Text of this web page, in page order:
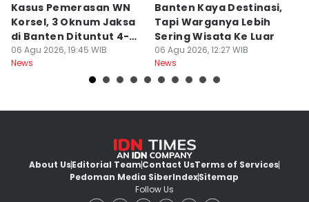
Kasus Pemerasan WN
Korsel, 3 Oknum Jaksa
di Banten Dituntut 4-5
Tahun
06 Agu 2026, 19:45 WIB
News
Banten Kaya Destinasi,
Tapi Warganya Lebih
Sering Wisata Ke Luar
06 Agu 2026, 12:27 WIB
News
About UsEditorial TeamContact UsTerms of Services
Pedoman Media SiberIndexSitemap
Follow Us